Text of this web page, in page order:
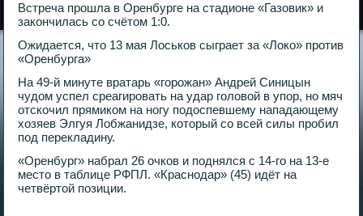
Встреча прошла в Оренбурге на стадионе «Газовик» и
закончилась со счётом 1:0.
Ожидается, что 13 мая Лоськов сыграет за «Локо» против
«Оренбурга»
На 49-й минуте вратарь «горожан» Андрей Синицын
чудом успел среагировать на удар головой в упор, но мяч
отскочил прямиком на ногу подоспевшему нападающему
хозяев Элгуя Лобжанидзе, который со всей силы пробил
под перекладину.
«Оренбург» набрал 26 очков и поднялся с 14-го на 13-е
место в таблице РФПЛ. «Краснодар» (45) идёт на
четвёртой позиции.